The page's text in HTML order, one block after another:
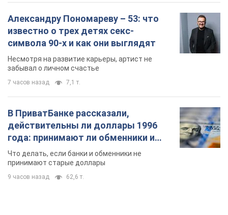
Александру Пономареву – 53: что
известно о трех детях секс-
символа 90-х и как они выглядят
Несмотря на развитие карьеры, артист не
забывал о личном счастье
7 часов назад 7,1 т.
В ПриватБанке рассказали,
действительны ли доллары 1996
года: принимают ли обменники и
банки такие купюры
Что делать, если банки и обменники не
принимают старые доллары
9 часов назад 62,6 т.